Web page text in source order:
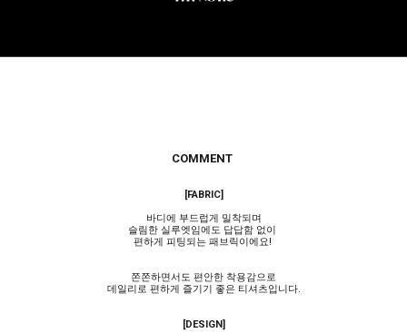
COMMENT
[FABRIC]
바디에 부드럽게 밀착되며
슬림한 실루엣임에도 답답함 없이
편하게 피팅되는 패브릭이에요!
쫀쫀하면서도 편안한 착용감으로
데일리로 편하게 즐기기 좋은 티셔츠입니다.
[DESIGN]